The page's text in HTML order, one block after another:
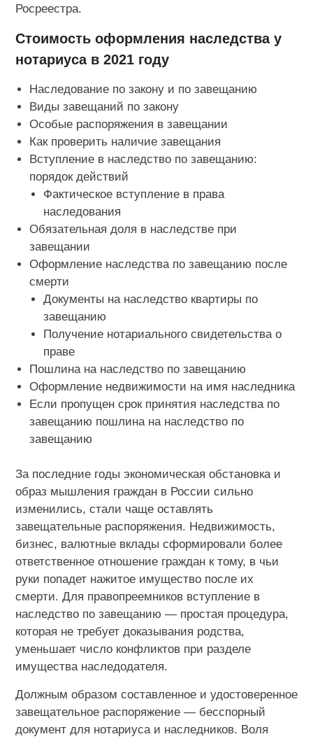
Росреестра.
Стоимость оформления наследства у
нотариуса в 2021 году
Наследование по закону и по завещанию
Виды завещаний по закону
Особые распоряжения в завещании
Как проверить наличие завещания
Вступление в наследство по завещанию:
порядок действий
Фактическое вступление в права
наследования
Обязательная доля в наследстве при
завещании
Оформление наследства по завещанию после
смерти
Документы на наследство квартиры по
завещанию
Получение нотариального свидетельства о
праве
Пошлина на наследство по завещанию
Оформление недвижимости на имя наследника
Если пропущен срок принятия наследства по
завещанию пошлина на наследство по
завещанию
За последние годы экономическая обстановка и
образ мышления граждан в России сильно
изменились, стали чаще оставлять
завещательные распоряжения. Недвижимость,
бизнес, валютные вклады сформировали более
ответственное отношение граждан к тому, в чьи
руки попадет нажитое имущество после их
смерти. Для правопреемников вступление в
наследство по завещанию — простая процедура,
которая не требует доказывания родства,
уменьшает число конфликтов при разделе
имущества наследодателя.
Должным образом составленное и удостоверенное
завещательное распоряжение — бесспорный
документ для нотариуса и наследников. Воля